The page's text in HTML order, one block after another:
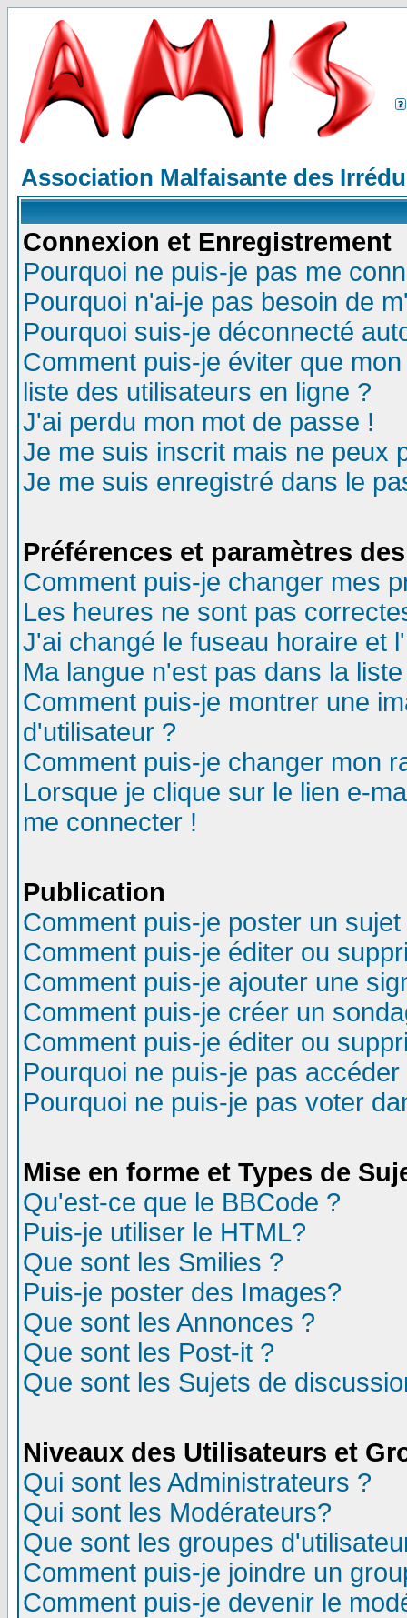
Association Malfaisante des
Connexion et Enregistrement
Pourquoi ne puis-je pas me
Pourquoi n'ai-je pas besoin de
Pourquoi suis-je déconnecté
Comment puis-je éviter que
liste des utilisateurs en ligne ?
J'ai perdu mon mot de passe !
Je me suis inscrit mais ne peux
Je me suis enregistré dans le
Préférences et paramètres
Comment puis-je changer mes
Les heures ne sont pas
J'ai changé le fuseau horaire et
Ma langue n'est pas dans la
Comment puis-je montrer une
d'utilisateur ?
Comment puis-je changer mon
Lorsque je clique sur le lien e-
me connecter !
Publication
Comment puis-je poster un
Comment puis-je éditer ou
Comment puis-je ajouter une
Comment puis-je créer un
Comment puis-je éditer ou
Pourquoi ne puis-je pas
Pourquoi ne puis-je pas voter
Mise en forme et Types de
Qu'est-ce que le BBCode ?
Puis-je utiliser le HTML?
Que sont les Smilies ?
Puis-je poster des Images?
Que sont les Annonces ?
Que sont les Post-it ?
Que sont les Sujets de
Niveaux des Utilisateurs et
Qui sont les Administrateurs ?
Qui sont les Modérateurs?
Que sont les groupes
Comment puis-je joindre un
Comment puis-je devenir le